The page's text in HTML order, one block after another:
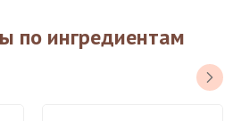
по ингредиентам